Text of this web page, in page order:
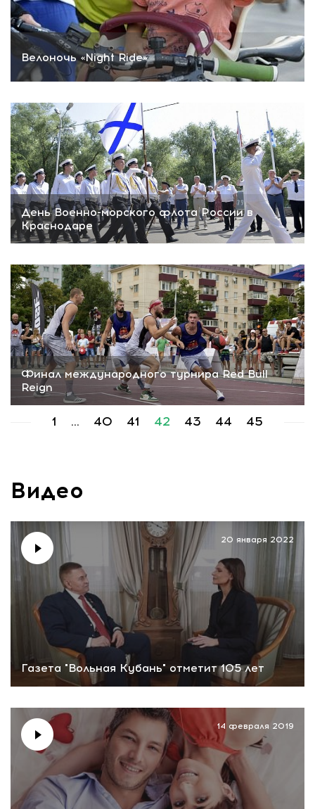
Велоночь «Night Ride»
День Военно-морского флота России в
Краснодаре
Финал международного турнира Red Bull
Reign
1 ... 40 41 42 43 44 45
Видео
Газета "Вольная Кубань" отметит 105 лет
20 января 2022
14 февраля 2019